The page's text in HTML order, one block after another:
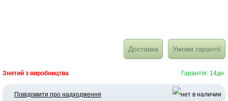
Доставка Умови гарантії
Знятий з виробництва Гарантія: 14дн.
Повідомити про надходження